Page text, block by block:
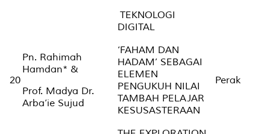
TEKNOLOGI
DIGITAL
20
Pn. Rahimah
Hamdan* &
Prof. Madya Dr.
Arba’ie Sujud
‘FAHAM DAN
HADAM’ SEBAGAI
ELEMEN
PENGUKUH NILAI
TAMBAH PELAJAR
KESUSASTERAAN
Perak